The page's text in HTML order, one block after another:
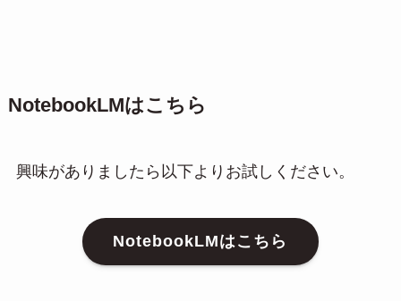
NotebookLMはこちら
興味がありましたら以下よりお試しください。
NotebookLMはこちら